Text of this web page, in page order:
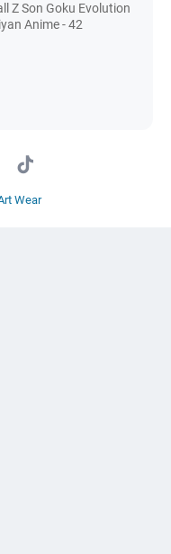
Z Son Goku Evolution
Anime - 42
Wear